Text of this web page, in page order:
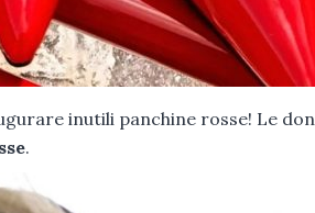
inutili panchine rosse! Le
.